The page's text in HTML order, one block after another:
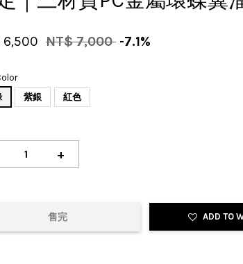
6,500 NT$ 7,000 -7.1%
紫銀 紅色
+
售完 ADD TO